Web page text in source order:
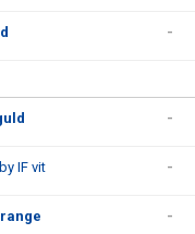
-
-
IF vit -
-